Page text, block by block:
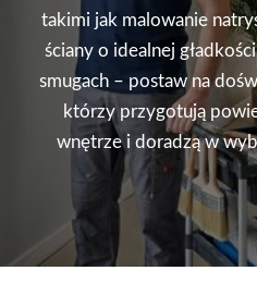
takimi jak malowanie
ściany o idealnej
smugach – postaw na
którzy przygotują
wnętrze i doradzą w